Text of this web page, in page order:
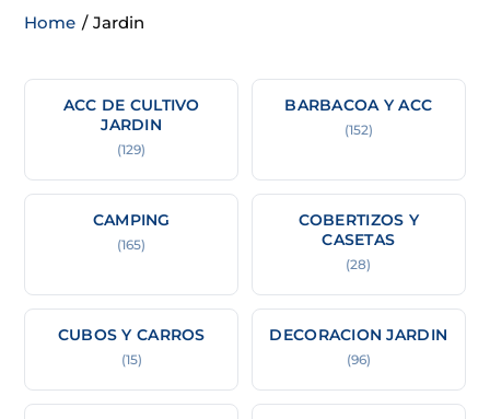
Home / Jardin
ACC DE CULTIVO
JARDIN
(129)
BARBACOA Y ACC
(152)
CAMPING
(165)
COBERTIZOS Y
CASETAS
(28)
CUBOS Y CARROS
(15)
DECORACION JARDIN
(96)